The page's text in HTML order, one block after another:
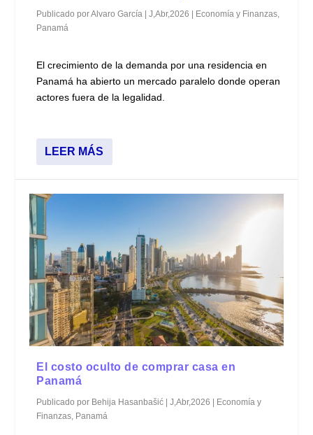
Publicado porAlvaro García |J,Abr,2026 Economía y Finanzas,
Panamá
El crecimiento de la demanda por una residencia en
Panamá ha abierto un mercado paralelo donde operan
actores fuera de la legalidad.
LEER MÁS
El costo oculto de comprar casa en
Panamá
Publicado por Behija Hasanbašić |J,Abr,2026
Economía y
Finanzas, Panamá